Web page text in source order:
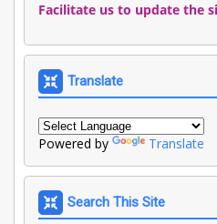
Facilitate us to update the
Translate
Powered by Translate
Search This Site